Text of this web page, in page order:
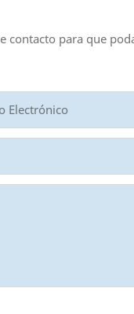
contacto para que
Electrónico